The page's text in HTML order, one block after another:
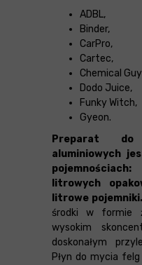
ADBL,
Binder,
CarPro,
Cartec,
Chemical
Dodo Juice,
Funky Witch,
Gyeon.
Preparat
aluminiowych
litrowych
litrowe pojemniki.
środki w formie
wysokim
doskonałym
Płyn do mycia